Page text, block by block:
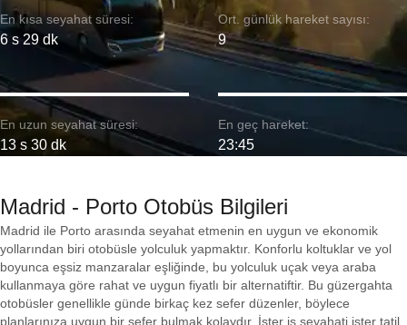
En kısa seyahat süresi:
6 s 29 dk
En uzun seyahat süresi:
13 s 30 dk
Ort. günlük hareket sayısı:
9
En geç hareket:
23:45
Madrid - Porto Otobüs Bilgileri
Madrid ile Porto arasında seyahat etmenin en uygun ve ekonomik
yollarından biri otobüsle yolculuk yapmaktır. Konforlu koltuklar ve yol
boyunca eşsiz manzaralar eşliğinde, bu yolculuk uçak veya araba
kullanmaya göre rahat ve uygun fiyatlı bir alternatiftir. Bu güzergahta
otobüsler genellikle günde birkaç kez sefer düzenler, böylece
planlarınıza uygun bir sefer bulmak kolaydır. İster iş seyahati ister tatil